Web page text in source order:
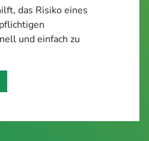
das Risiko eines
und einfach zu